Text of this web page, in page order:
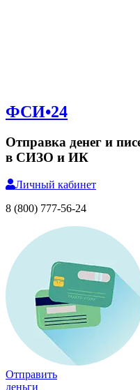
ФСИ•24
Отправка денег и
в СИЗО и ИК
Личный кабинет
8 (800) 777-56-24
Отправить
деньги